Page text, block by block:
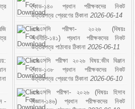
-
কোড-১৪০ প্রধান পরীক্ষকদের নিকট
উত্তরপত্র প্রেরণের ঠিকানা 2026-06-14
এসএসসি পরীক্ষা- ২০২৬ (বিষয়ঃ
অর্থনীতি-১৪১) প্রধান পরীক্ষকদের নিকট
উত্তরপত্র পাঠাবার ঠিকানা 2026-06-11
এসএসসি পরীক্ষা ২০২৬ বিষয়:জীব বিঞ্জান
কোড-১৩৮ প্রধান পরীক্ষকদের নিকট
উত্তরপত্র প্রেরণের ঠিকানা 2026-06-10
এসএসসি পরীক্ষা- ২০২৬ (বিষয়ঃ হিসাব
বিজ্ঞান-১৪৬) প্রধান পরীক্ষকদের নিকট